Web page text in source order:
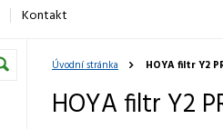
Úvodní stránka HOYA filtr Y2
HOYA filtr Y2
Kontakt